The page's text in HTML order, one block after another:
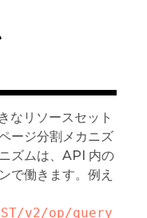
なリソースセット
ージ分割メカニズ
ズムは、API 内の
で働きます。例え
v2/op/query